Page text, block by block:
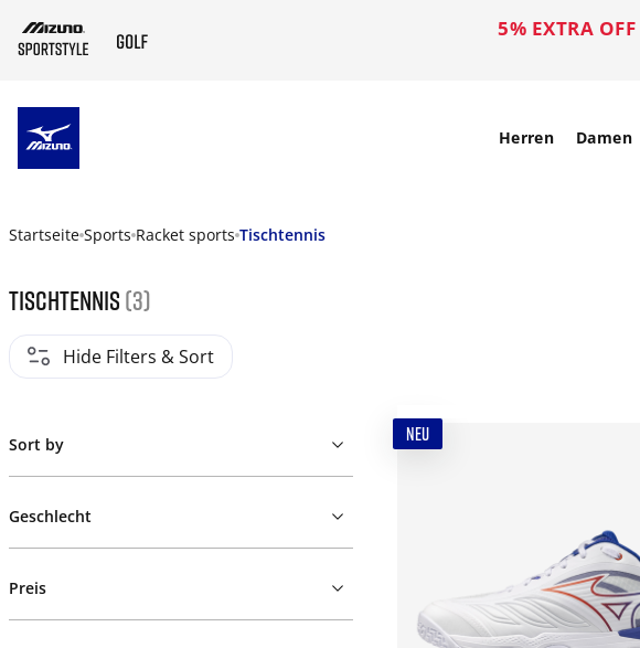
5% EXTRA OFF
Herren Damen
Startseite Sports Racket sports Tischtennis
Tischtennis (3)
Hide Filters & Sort
Sort by
Geschlecht
Preis
NEU